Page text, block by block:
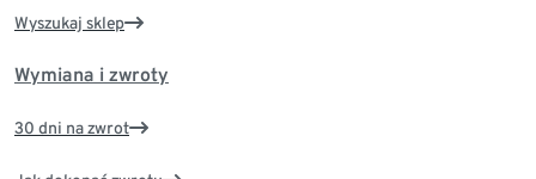
Wyszukaj sklep
Wymiana i zwroty
30 dni na zwrot